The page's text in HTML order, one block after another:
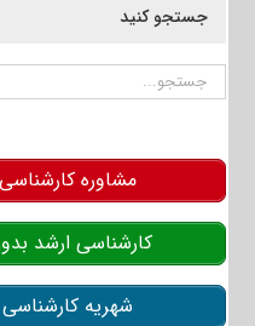
جستجو کنید
جستجو
مشاوره
کارشناسی ارشد
شهریه